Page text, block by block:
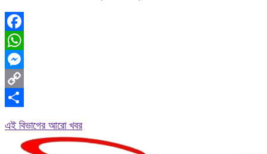
Facebook
WhatsApp
Messenger
Copy
এই বিভাগের আরো খবর